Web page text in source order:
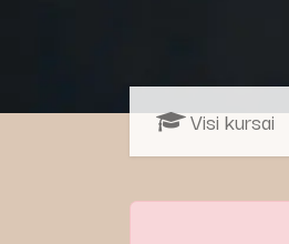
Visi kursai